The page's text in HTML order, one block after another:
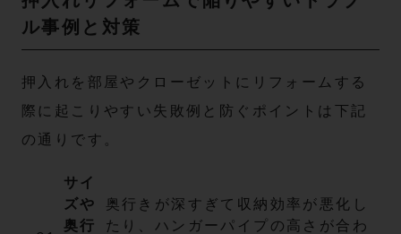
ル事例と対策
押入れを部屋やクローゼットにリフォームする
際に起こりやすい失敗例と防ぐポイントは下記
の通りです。
サイ
ズや
奥行
奥行きが深すぎて収納効率が悪化し
たり、ハンガーパイプの高さが合わ